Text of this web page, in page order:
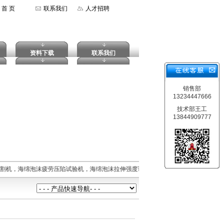
首 页 联系我们 人才招聘
资料下载 联系我们
海绵泡沫疲劳压陷试验机，海绵泡沫拉伸强度试验机，摆锤式冲击试验
销售部
13234447666
技术部王工
13844909777